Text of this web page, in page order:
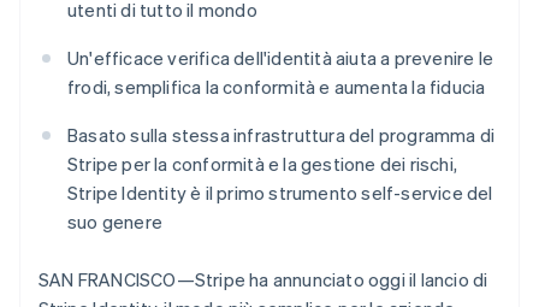
Scopri cosa ti aspetta
Radar
Costituzione di start-up
Climate
Rimozione del carbonio
Identity
Ecosistema
Stripe App Marketplace
utenti di tutto il mondo
Un'efficace verifica dell'identità aiuta a prevenire le
frodi, semplifica la conformità e aumenta la fiducia
Basato sulla stessa infrastruttura del programma di
Stripe per la conformità e la gestione dei rischi,
Stripe Identity è il primo strumento self-service del
suo genere
SAN FRANCISCO—Stripe ha annunciato oggi il lancio di